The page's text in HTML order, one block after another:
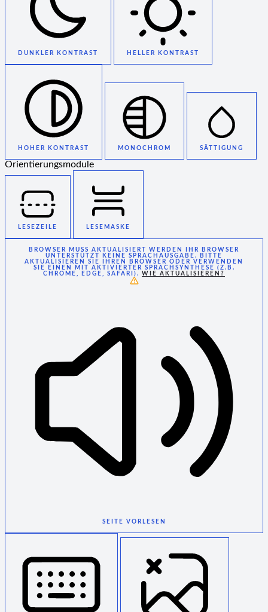
DUNKLER KONTRAST HELLER KONTRAST
HOHER KONTRAST MONOCHROM SÄTTIGUNG
Orientierungsmodule
LESEZEILE LESEMASKE
BROWSER MUSS AKTUALISIERT WERDEN
IHR BROWSER
UNTERSTÜTZT KEINE SPRACHAUSGABE. BITTE
AKTUALISIEREN SIE IHREN BROWSER ODER VERWENDEN
SIE EINEN MIT AKTIVIERTER SPRACHSYNTHESE (Z.B.
CHROME, EDGE, SAFARI). WIE AKTUALISIEREN?
SEITE VORLESEN